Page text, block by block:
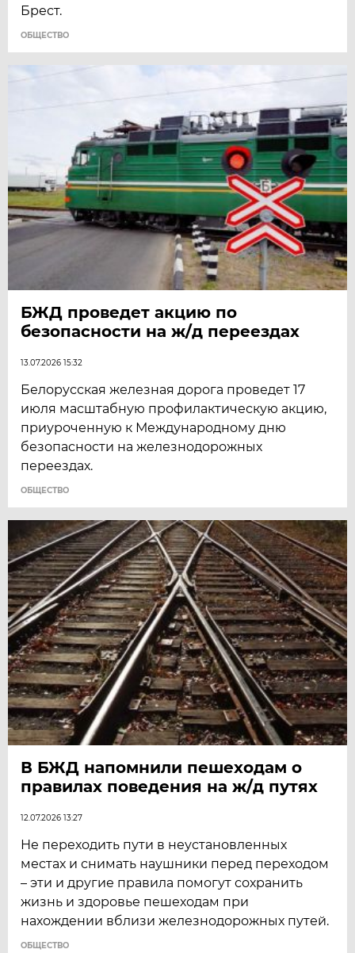
Брест.
ОБЩЕСТВО
БЖД проведет акцию по
безопасности на ж/д переездах
13.07.2026 15:32
Белорусская железная дорога проведет 17
июля масштабную профилактическую акцию,
приуроченную к Международному дню
безопасности на железнодорожных
переездах.
ОБЩЕСТВО
В БЖД напомнили пешеходам о
правилах поведения на ж/д путях
12.07.2026 13:27
Не переходить пути в неустановленных
местах и снимать наушники перед переходом
– эти и другие правила помогут сохранить
жизнь и здоровье пешеходам при
нахождении вблизи железнодорожных путей.
ОБЩЕСТВО